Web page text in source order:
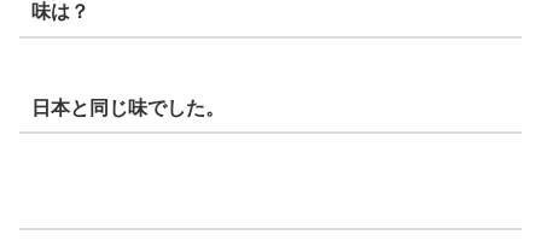
味は？
日本と同じ味でした。